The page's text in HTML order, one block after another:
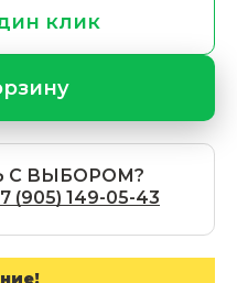
клик
С ВЫБОРОМ?
(905) 149-05-43